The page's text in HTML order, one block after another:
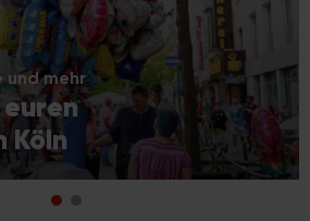
und mehr
Köln